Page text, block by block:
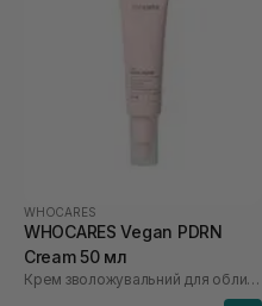
WHOCARES
WHOCARES Vegan PDRN
Cream 50 мл
Крем зволожувальний для обличчя із веганськими полінуклеотидами